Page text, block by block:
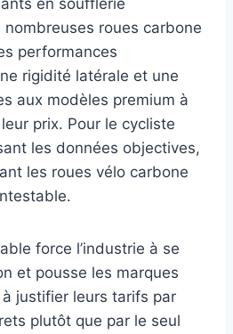
roues carbone
performances
rigidité latérale et une
aux modèles premium à
prix. Pour le cycliste
les données objectives,
les roues vélo carbone
force l’industrie à se
et pousse les marques
justifier leurs tarifs par
plutôt que par le seul